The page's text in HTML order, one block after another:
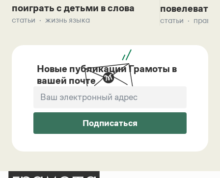
поиграть с детьми в слова
статьи жизнь языка
повелевать
статьи
Новые публикации Грамоты в
вашей почте
Подписаться